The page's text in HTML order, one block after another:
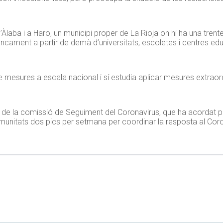
i a Haro, un municipi proper de La Rioja on hi ha una
a partir de demà d’universitats, escoletes i centres
a escala nacional i sí estudia aplicar mesures
la comissió de Seguiment del Coronavirus, que ha acordat
dos pics per setmana per coordinar la resposta al